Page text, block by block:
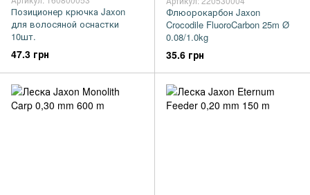
Позиционер крючка Jaxon
для волосяной оснастки
10шт.
47.3 грн
Флюорокарбон Jaxon
Crocodile FluoroCarbon 25m Ø
0.08/1.0kg
35.6 грн